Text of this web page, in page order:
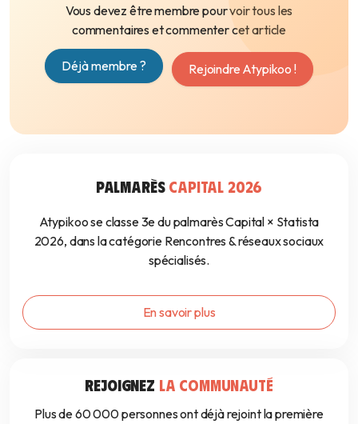
Vous devez être membre pour voir tous les
commentaires et commenter cet article
Déjà membre ? Rejoindre Atypikoo !
PALMARÈS CAPITAL 2026
Atypikoo se classe 3e du palmarès Capital × Statista
2026, dans la catégorie Rencontres & réseaux sociaux
spécialisés.
En savoir plus
REJOIGNEZ LA COMMUNAUTÉ
Plus de 60 000 personnes ont déjà rejoint la première